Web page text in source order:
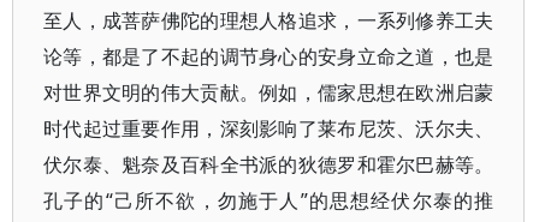
至人，成菩萨佛陀的理想人格追求，一系列修养工夫
论等，都是了不起的调节身心的安身立命之道，也是
对世界文明的伟大贡献。例如，儒家思想在欧洲启蒙
时代起过重要作用，深刻影响了莱布尼茨、沃尔夫、
伏尔泰、魁奈及百科全书派的狄德罗和霍尔巴赫等。
孔子的“己所不欲，勿施于人”的思想经伏尔泰的推